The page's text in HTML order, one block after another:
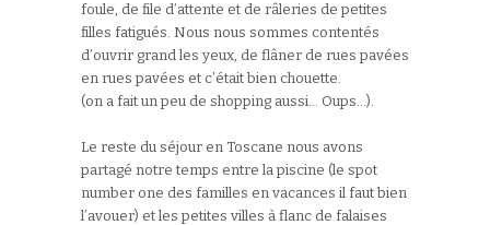
foule, de file d’attente et de râleries de petites
filles fatigués. Nous nous sommes contentés
d’ouvrir grand les yeux, de flâner de rues pavées
en rues pavées et c’était bien chouette.
(on a fait un peu de shopping aussi… Oups…).
Le reste du séjour en Toscane nous avons
partagé notre temps entre la piscine (le spot
number one des familles en vacances il faut bien
l’avouer) et les petites villes à flanc de falaises